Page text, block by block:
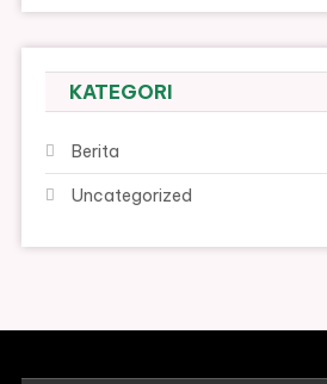
KATEGORI
Berita
Uncategorized